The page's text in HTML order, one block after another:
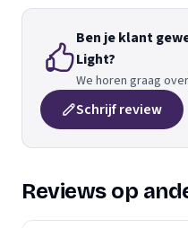
Ben je klant
Light?
We horen graag
Schrijf review
Reviews op